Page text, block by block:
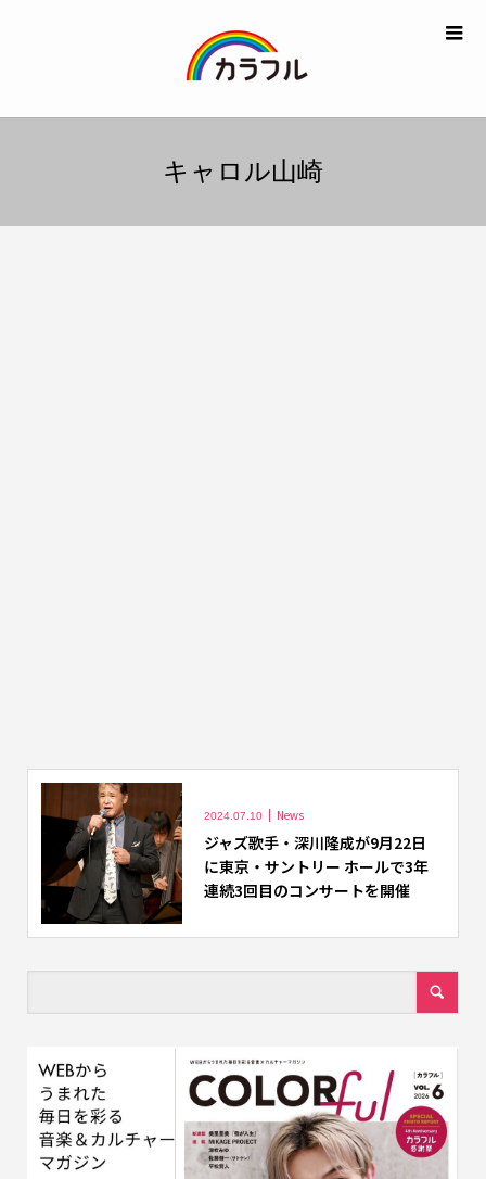
キャロル山崎
2024.07.10 News
ジャズ歌手・深川隆成が9月22日
に東京・サントリー ホールで3年
連続3回目のコンサートを開催